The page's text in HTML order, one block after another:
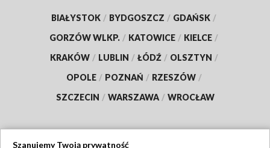
BIAŁYSTOK / BYDGOSZCZ / GDAŃSK /
GORZÓW WLKP. / KATOWICE / KIELCE /
KRAKÓW / LUBLIN / ŁÓDŹ / OLSZTYN /
OPOLE / POZNAŃ / RZESZÓW /
SZCZECIN / WARSZAWA / WROCŁAW
Szanujemy Twoją prywatność